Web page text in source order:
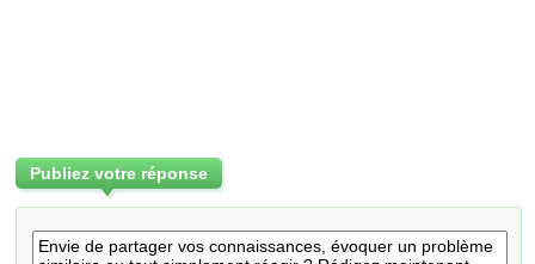
Publiez votre réponse